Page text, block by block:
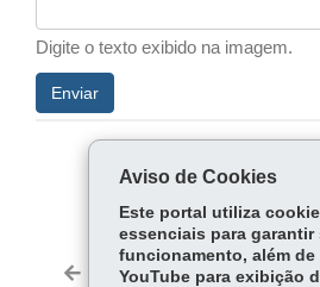
Digite o texto exibido na imagem.
Enviar
COMPARTILHE:
Voltar Início
Aviso de Cookies
Este portal utiliza
essenciais para garantir
funcionamento, além
YouTube para exibição